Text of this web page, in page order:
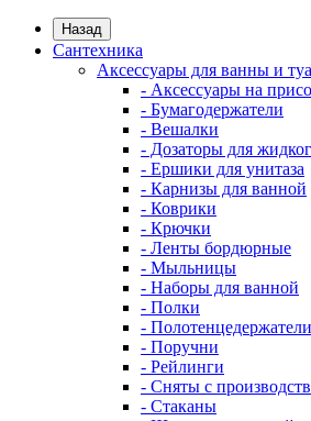
Назад
Сантехника
Аксессуары для ванны и
- Аксессуары на
- Бумагодержатели
- Вешалки
- Дозаторы для
- Ершики для унитаза
- Карнизы для ванной
- Коврики
- Крючки
- Ленты бордюрные
- Мыльницы
- Наборы для ванной
- Полки
- Полотенцедержатели
- Поручни
- Рейлинги
- Сняты с
- Стаканы